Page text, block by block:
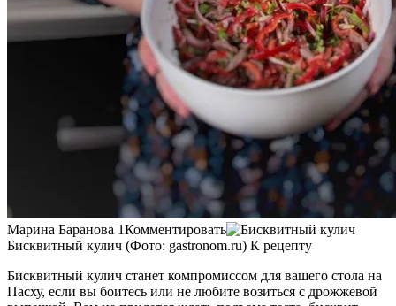
Марина Баранова 1Комментировать
Бисквитный кулич (Фото: gastronom.ru) К рецепту
Бисквитный кулич станет компромиссом для вашего стола на
Пасху, если вы боитесь или не любите возиться с дрожжевой